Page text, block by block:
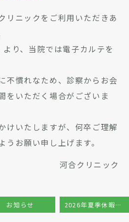
リニックをご利用いただきあ
り、当院では電子カルテを
不慣れなため、診察からお会
をいただく場合がございま
けいたしますが、何卒ご理解
うお願い申し上げます。
河合クリニック
お知らせ 2026年夏季休暇のお知らせ